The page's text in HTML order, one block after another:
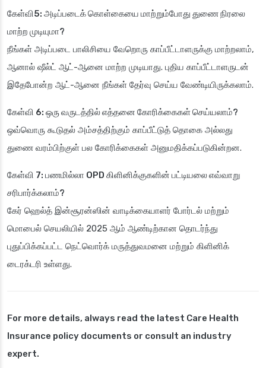
கேள்வி5: அடிப்படைக் கொள்கையை மாற்றும்போது துணை நிரலை
மாற்ற முடியுமா?
நீங்கள் அடிப்படை பாலிசியை வேறொரு காப்பீட்டாளருக்கு மாற்றலாம்,
ஆனால் ஷீல்ட் ஆட்-ஆனை மாற்ற முடியாது. புதிய காப்பீட்டாளருடன்
இதேபோன்ற ஆட்-ஆனை நீங்கள் தேர்வு செய்ய வேண்டியிருக்கலாம்.
கேள்வி 6: ஒரு வருடத்தில் எத்தனை கோரிக்கைகள் செய்யலாம்?
ஒவ்வொரு கூடுதல் அம்சத்திற்கும் காப்பீட்டுத் தொகை அல்லது
துணை வரம்பிற்குள் பல கோரிக்கைகள் அனுமதிக்கப்படுகின்றன.
கேள்வி 7: பணமில்லா OPD கிளினிக்குகளின் பட்டியலை எவ்வாறு
சரிபார்க்கலாம்?
கேர் ஹெல்த் இன்சூரன்ஸின் வாடிக்கையாளர் போர்டல் மற்றும்
மொபைல் செயலியில் 2025 ஆம் ஆண்டிற்கான தொடர்ந்து
புதுப்பிக்கப்பட்ட நெட்வொர்க் மருத்துவமனை மற்றும் கிளினிக்
டைரக்டரி உள்ளது.
For more details, always read the latest Care Health
Insurance policy documents or consult an industry
expert.